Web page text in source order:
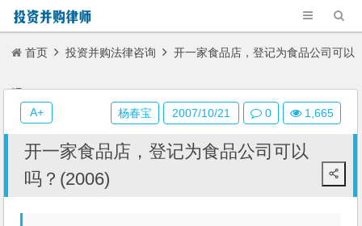
首页 投资并购法律咨询 开一家食品店，登记为食品公司可以
吗？(2006)
开一家食品店，登记为食品公司可以
吗？(2006)
杨春宝 2007/10/21 0 1,665
A+